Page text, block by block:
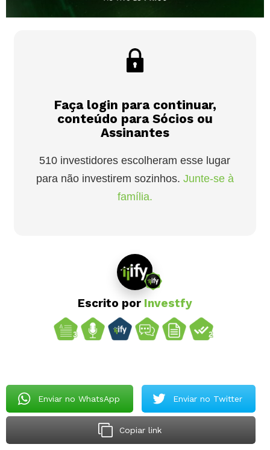
Faça login para continuar,
conteúdo para Sócios ou
Assinantes
510 investidores escolheram esse lugar
para não investirem sozinhos. Junte-se à
família.
Escrito por Investfy
Enviar no WhatsApp Enviar no Twitter
Copiar link